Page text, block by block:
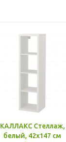
КАЛЛАКС Стеллаж,
белый, 42x147 см